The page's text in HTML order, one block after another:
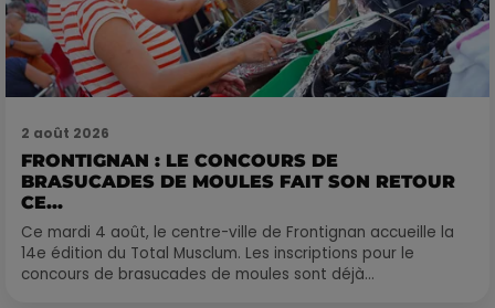
2 août 2026
FRONTIGNAN : LE CONCOURS DE
BRASUCADES DE MOULES FAIT SON RETOUR
CE...
Ce mardi 4 août, le centre-ville de Frontignan accueille la
14e édition du Total Musclum. Les inscriptions pour le
concours de brasucades de moules sont déjà...